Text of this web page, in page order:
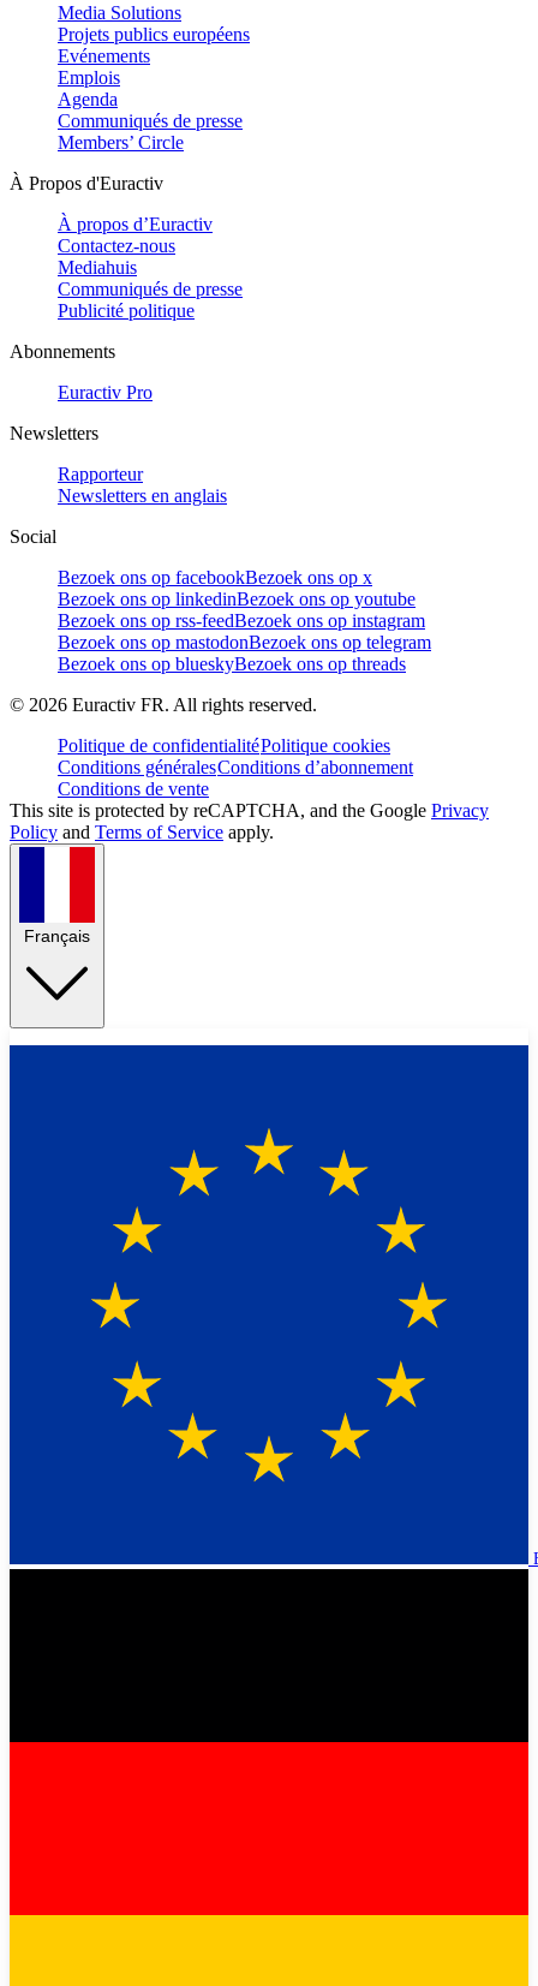
Media Solutions
Projets publics européens
Evénements
Emplois
Agenda
Communiqués de presse
Members’ Circle
À Propos d'Euractiv
À propos d’Euractiv
Contactez-nous
Mediahuis
Communiqués de presse
Publicité politique
Abonnements
Euractiv Pro
Newsletters
Rapporteur
Newsletters en anglais
Social
Bezoek ons op facebookBezoek ons op x
Bezoek ons op linkedinBezoek ons op youtube
Bezoek ons op rss-feedBezoek ons op instagram
Bezoek ons op mastodonBezoek ons op telegram
Bezoek ons op blueskyBezoek ons op threads
© 2026 Euractiv FR. All rights reserved.
Politique de confidentialitéPolitique cookies
Conditions généralesConditions d’abonnement
Conditions de vente
This site is protected by reCAPTCHA, and the Google Privacy
Policy and Terms of Service apply.
Français